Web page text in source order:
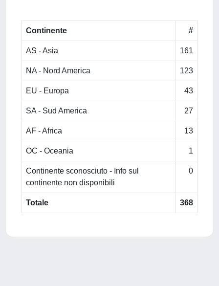
Continente #
AS - Asia 161
NA - Nord America 123
EU - Europa 43
SA - Sud America 27
AF - Africa 13
OC - Oceania 1
Continente sconosciuto - Info sul
continente non disponibili
0
Totale 368